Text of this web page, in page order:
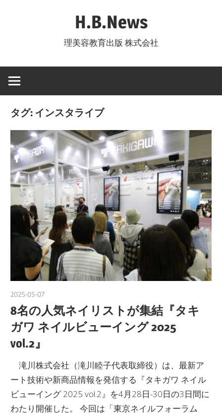
ツ
ス
H.B.News
理美容教育出版 株式会社
タグ: インスタライブ
2025-05-07
8名の人気ネイリストが集結『タキ
ガワ ネイルビューイング 2025
vol.2』
滝川株式会社（滝川睦子代表取締役）は、最新ア
ート技術や新商品情報を発信する『タキガワ ネイル
ビューイング 2025 vol.2』を4月28日-30日の3日間に
わたり開催した。 今回は「東京ネイルフォーラム